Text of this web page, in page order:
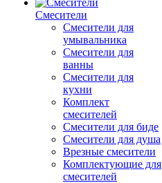
Смесители
Смесители для
умывальника
Смесители для
ванны
Смесители для
кухни
Комплект
смесителей
Смесители для биде
Смесители для душа
Врезные смесители
Комплектующие для
смесителей